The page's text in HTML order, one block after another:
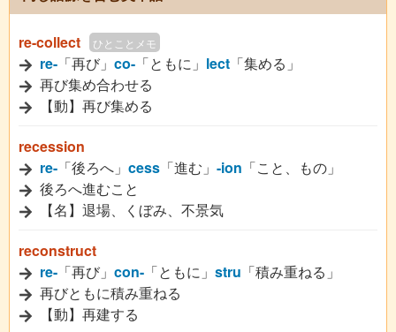
re-collect ひとことメモ
re- 「再び」 co- 「ともに」 lect 「集める」
再び集め合わせる
【動】再び集める
recession
re- 「後ろへ」 cess 「進む」 -ion 「こと、もの」
後ろへ進むこと
【名】退場、くぼみ、不景気
reconstruct
re- 「再び」 con- 「ともに」 stru 「積み重ねる」
再びともに積み重ねる
【動】再建する